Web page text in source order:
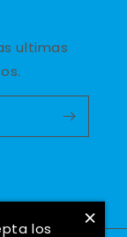
ultimas
×
los